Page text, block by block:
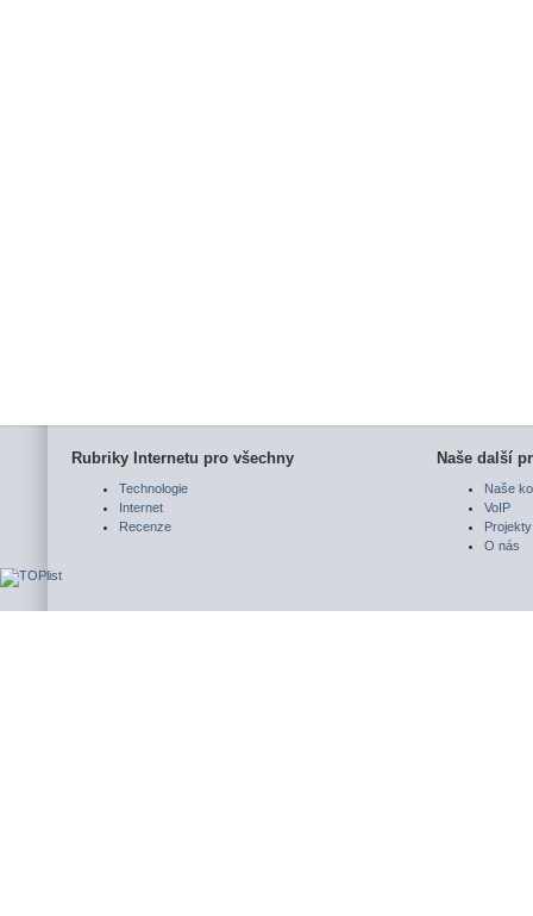
Rubriky Internetu pro všechny
Technologie
Internet
Recenze
Naše další
Naše
VoIP
Projekty
O nás